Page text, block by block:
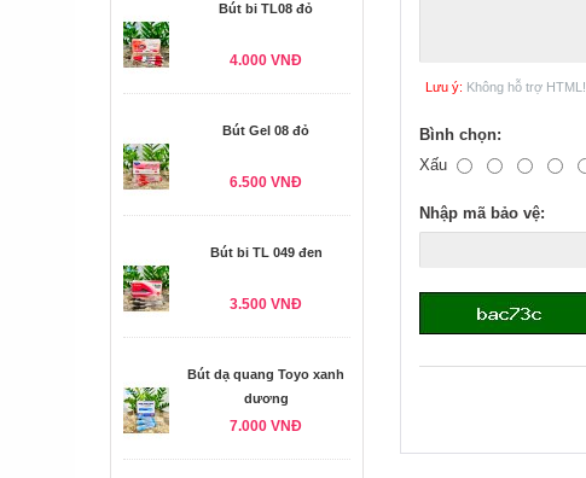
Bút bi TL08 đỏ
4.000 VNĐ
Bút Gel 08 đỏ
6.500 VNĐ
Bút bi TL 049 đen
3.500 VNĐ
Bút dạ quang Toyo xanh
dương
7.000 VNĐ
Lưu ý: Không hỗ trợ HTML!
Bình chọn:
Xấu
Nhập mã bảo vệ: